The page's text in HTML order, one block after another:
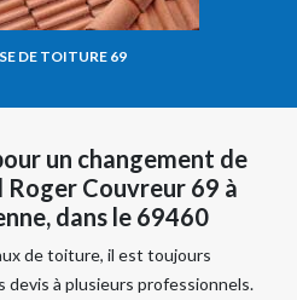
DE TOITURE 69
un changement de
Couvreur 69 à
dans le 69460
de toiture, il est toujours
devis à plusieurs professionnels.